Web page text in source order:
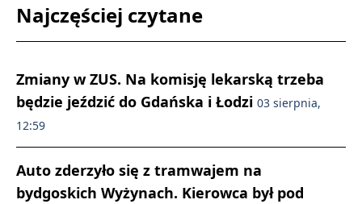
Najczęściej czytane
Zmiany w ZUS. Na komisję lekarską trzeba
będzie jeździć do Gdańska i Łodzi 03 sierpnia,
12:59
Auto zderzyło się z tramwajem na
bydgoskich Wyżynach. Kierowca był pod